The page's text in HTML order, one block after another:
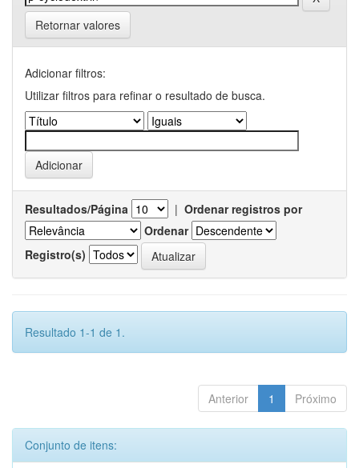
Retornar valores
Adicionar filtros:
Utilizar filtros para refinar o resultado de busca.
Resultados/Página | Ordenar registros por
Ordenar
Registro(s)
Resultado 1-1 de 1.
Anterior 1 Próximo
Conjunto de itens: